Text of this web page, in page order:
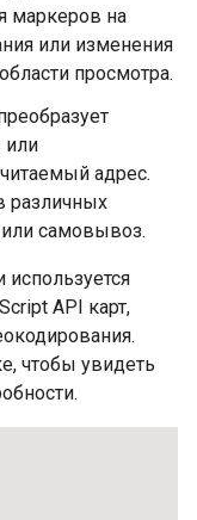
маркеров на
или изменения
просмотра.
или
адрес.
различных
самовывоз.
API карт,
чтобы увидеть